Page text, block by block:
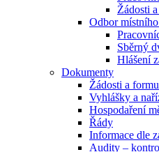
Žádosti
Odbor
Sběrný
Hlášení
Dokumenty
Žádosti a
Vyhlášky a
Hospodaření
Řády
Informace dle
Audity –